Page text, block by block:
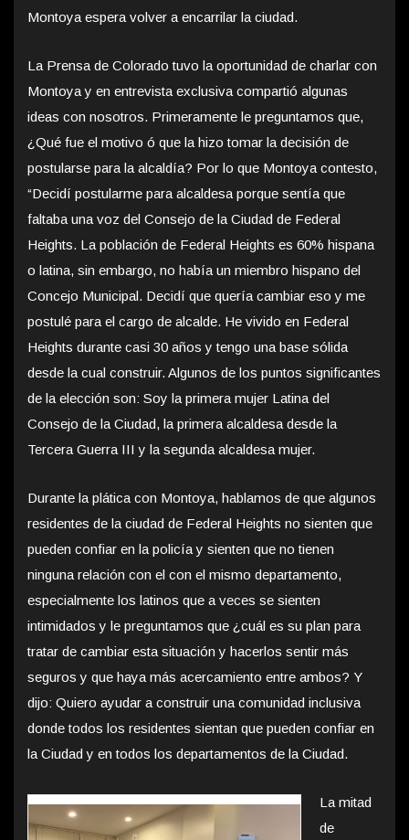
Montoya espera volver a encarrilar la ciudad.
La Prensa de Colorado tuvo la oportunidad de charlar con
Montoya y en entrevista exclusiva compartió algunas
ideas con nosotros. Primeramente le preguntamos que,
¿Qué fue el motivo ó que la hizo tomar la decisión de
postularse para la alcaldía? Por lo que Montoya contesto,
“Decidí postularme para alcaldesa porque sentía que
faltaba una voz del Consejo de la Ciudad de Federal
Heights. La población de Federal Heights es 60% hispana
o latina, sin embargo, no había un miembro hispano del
Concejo Municipal. Decidí que quería cambiar eso y me
postulé para el cargo de alcalde. He vivido en Federal
Heights durante casi 30 años y tengo una base sólida
desde la cual construir. Algunos de los puntos significantes
de la elección son: Soy la primera mujer Latina del
Consejo de la Ciudad, la primera alcaldesa desde la
Tercera Guerra III y la segunda alcaldesa mujer.
Durante la plática con Montoya, hablamos de que algunos
residentes de la ciudad de Federal Heights no sienten que
pueden confiar en la policía y sienten que no tienen
ninguna relación con el con el mismo departamento,
especialmente los latinos que a veces se sienten
intimidados y le preguntamos que ¿cuál es su plan para
tratar de cambiar esta situación y hacerlos sentir más
seguros y que haya más acercamiento entre ambos? Y
dijo: Quiero ayudar a construir una comunidad inclusiva
donde todos los residentes sientan que pueden confiar en
la Ciudad y en todos los departamentos de la Ciudad.
La mitad
de